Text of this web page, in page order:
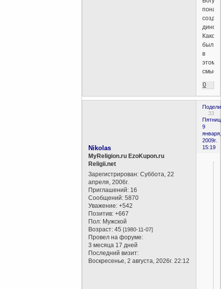
Какой
был
в
этом
0
33
9
января,
2009г.
15:19
Nikolas
MyReligion.ru EzoKupon.ru
Religii.net
Зарегистрирован: Суббота, 22
апреля, 2006г.
Приглашений: 16
Сообщений: 5870
Уважение: +542
Позитив: +667
Пол: Мужской
Возраст: 45[1980-11-07]
Провел на форуме:
3 месяца 17 дней
Последний визит:
Воскресенье, 2 августа, 2026г. 22:12